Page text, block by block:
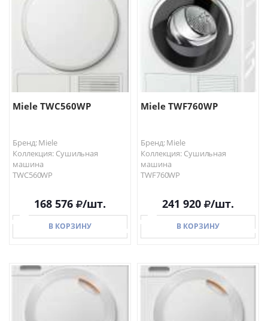
В КОРЗИНУ
Miele TWC560WP
Бренд: Miele
Коллекция: Сушильная
машина
TWC560WP
168 576 /шт.
В КОРЗИНУ
В КОРЗИНУ
Miele TWF760WP
Бренд: Miele
Коллекция: Сушильная
машина
TWF760WP
241 920 /шт.
В КОРЗИНУ
В КОРЗИНУ